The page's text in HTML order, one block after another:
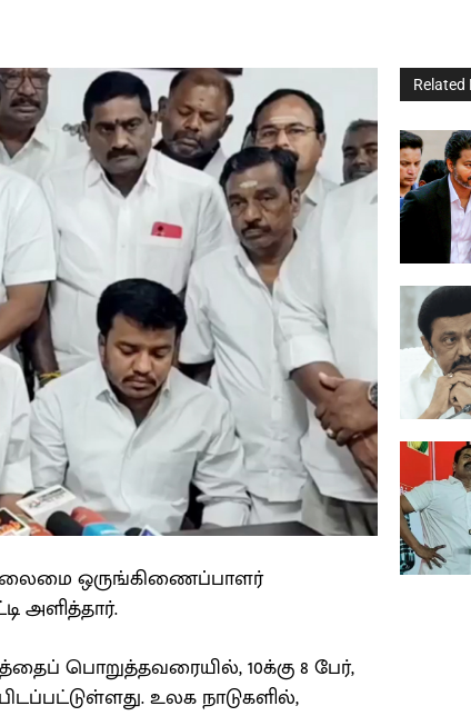
ஒருங்கிணைப்பாளர்
அளித்தார்.
பொறுத்தவரையில், 10க்கு 8 பேர்,
உலக நாடுகளில்,
Related